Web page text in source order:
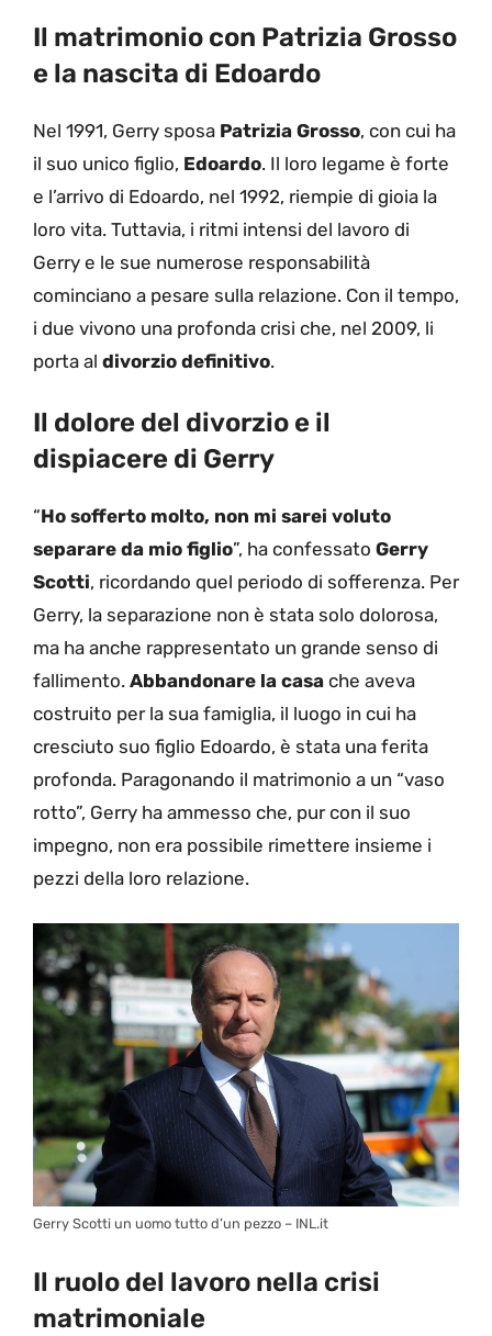
Il matrimonio con Patrizia Grosso
e la nascita di Edoardo
Nel 1991, Gerry sposa Patrizia Grosso, con cui ha
il suo unico figlio, Edoardo. Il loro legame è forte
e l’arrivo di Edoardo, nel 1992, riempie di gioia la
loro vita. Tuttavia, i ritmi intensi del lavoro di
Gerry e le sue numerose responsabilità
cominciano a pesare sulla relazione. Con il tempo,
i due vivono una profonda crisi che, nel 2009, li
porta al divorzio definitivo.
Il dolore del divorzio e il
dispiacere di Gerry
“Ho sofferto molto, non mi sarei voluto
separare da mio figlio”, ha confessato Gerry
Scotti, ricordando quel periodo di sofferenza. Per
Gerry, la separazione non è stata solo dolorosa,
ma ha anche rappresentato un grande senso di
fallimento. Abbandonare la casa che aveva
costruito per la sua famiglia, il luogo in cui ha
cresciuto suo figlio Edoardo, è stata una ferita
profonda. Paragonando il matrimonio a un “vaso
rotto”, Gerry ha ammesso che, pur con il suo
impegno, non era possibile rimettere insieme i
pezzi della loro relazione.
Gerry Scotti un uomo tutto d’un pezzo – INL.it
Il ruolo del lavoro nella crisi
matrimoniale